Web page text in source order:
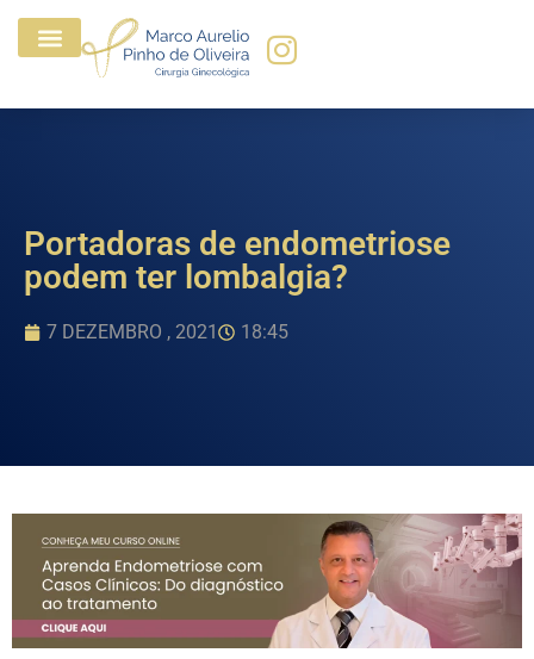
Portadoras de endometriose
podem ter lombalgia?
7 DEZEMBRO , 2021 18:45